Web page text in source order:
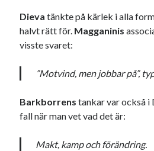
barnen basket
död
historia hotell
Julkalenderfacit
julkalendern 2021 Julkalendern
Dieva tänkte på kärlek i alla
halvt rätt för. Magganinis
visste svaret:
”Motvind, men jobbar på”,
Barkborrens tankar var också i
fall när man vet vad det är:
Makt, kamp och förändring.